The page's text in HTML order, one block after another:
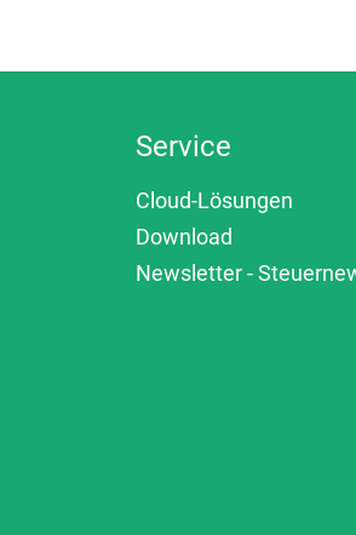
Service
Cloud-Lösungen
Download
Newsletter -